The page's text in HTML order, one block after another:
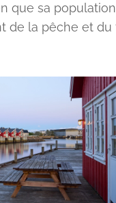
que sa
de la pêche et du